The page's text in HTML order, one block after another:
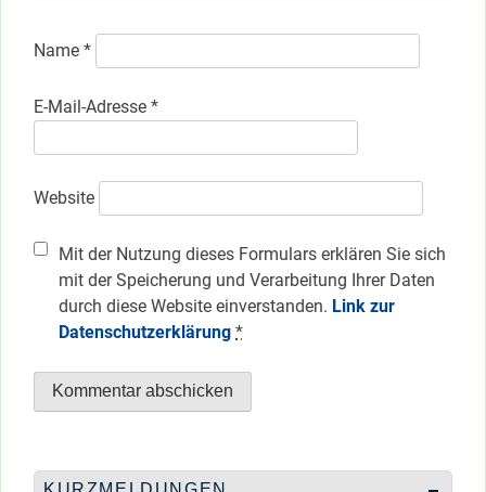
Name *
E-Mail-Adresse *
Website
Mit der Nutzung dieses Formulars erklären Sie sich
mit der Speicherung und Verarbeitung Ihrer Daten
durch diese Website einverstanden. Link zur
Datenschutzerklärung *